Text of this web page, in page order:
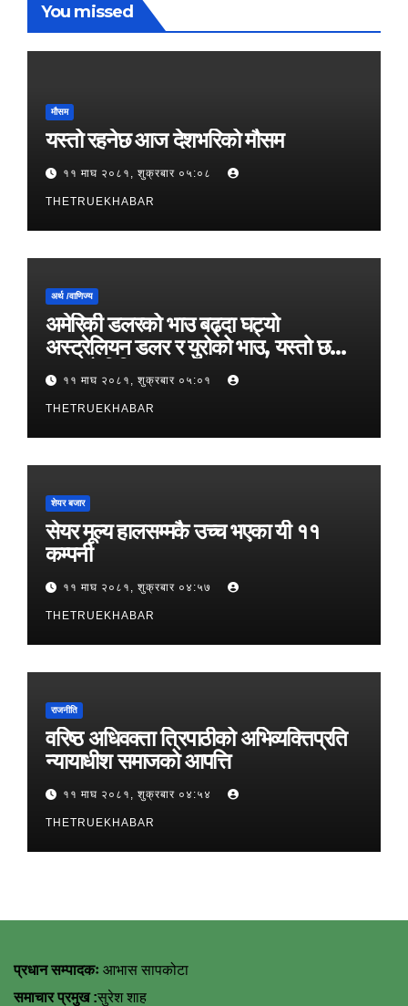
You missed
मौसम
यस्तो रहनेछ आज देशभरिको मौसम
११ माघ २०८१, शुक्रबार ०५:०८
THETRUEKHABAR
अर्थ /वाणिज्य
अमेरिकी डलरको भाउ बढ्दा घट्यो
अस्ट्रेलियन डलर र युरोको भाउ, यस्तो छ
आजको विनिमयदर
११ माघ २०८१, शुक्रबार ०५:०१
THETRUEKHABAR
शेयर बजार
सेयर मूल्य हालसम्मकै उच्च भएका यी ११
कम्पनी
११ माघ २०८१, शुक्रबार ०४:५७
THETRUEKHABAR
राजनीति
वरिष्ठ अधिवक्ता त्रिपाठीको अभिव्यक्तिप्रति
न्यायाधीश समाजको आपत्ति
११ माघ २०८१, शुक्रबार ०४:५४
THETRUEKHABAR
प्रधान सम्पादकः आभास सापकोटा
समाचार प्रमुख :सुरेश शाह